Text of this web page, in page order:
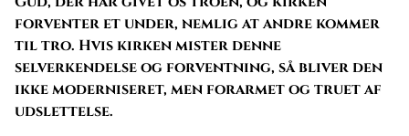
forventer et under, nemlig at andre kommer
til tro. Hvis kirken mister denne
selverkendelse og forventning, så bliver den
ikke moderniseret, men forarmet og truet af
udslettelse.